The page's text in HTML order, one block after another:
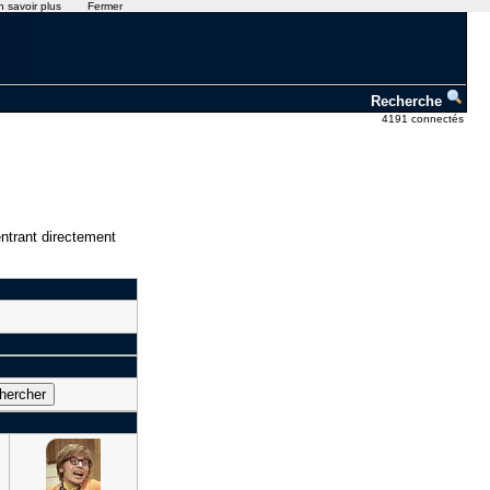
Recherche
4191 connectés
directement
savoir plus Fermer